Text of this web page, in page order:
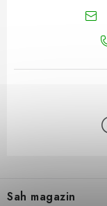
Sah magazin